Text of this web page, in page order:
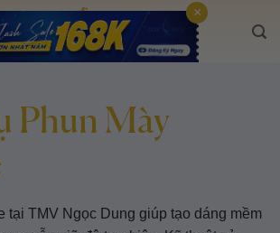
Phun Mày
tại TMV Ngọc Dung giúp tạo dáng mềm
×